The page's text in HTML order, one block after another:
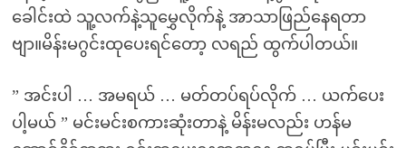
ခေါင်းထဲ သူ့လက်နဲ့သူမွှေလိုက်နဲ့ အာသာဖြည်နေရတာ
ဗျာ။မိန်းမဂွင်းထုပေးရင်တော့ လရည် ထွက်ပါတယ်။
” အင်းပါ … အမရယ် … မတ်တပ်ရပ်လိုက် … ယက်ပေး
ပါ့မယ် ” မင်းမင်းစကားဆုံးတာနဲ့ မိန်းမလည်း ဟန်မ